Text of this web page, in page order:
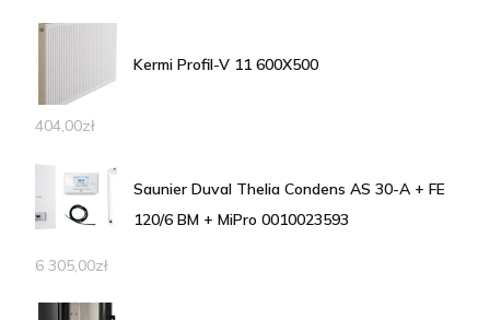
Kermi Profil-V 11 600X500
404,00zł
Saunier Duval Thelia Condens AS 30-A + FE
120/6 BM + MiPro 0010023593
6 305,00zł